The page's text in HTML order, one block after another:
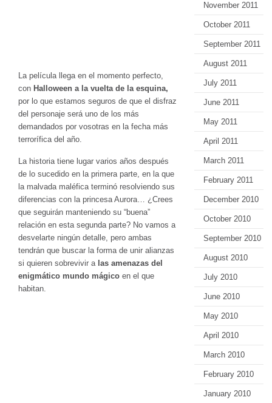
La película llega en el momento perfecto,
con Halloween a la vuelta de la esquina,
por lo que estamos seguros de que el disfraz
del personaje será uno de los más
demandados por vosotras en la fecha más
terrorífica del año.
La historia tiene lugar varios años después
de lo sucedido en la primera parte, en la que
la malvada maléfica terminó resolviendo sus
diferencias con la princesa Aurora… ¿Crees
que seguirán manteniendo su “buena”
relación en esta segunda parte? No vamos a
desvelarte ningún detalle, pero ambas
tendrán que buscar la forma de unir alianzas
si quieren sobrevivir a las amenazas del
enigmático mundo mágico en el que
habitan.
November 2011
October 2011
September 2011
August 2011
July 2011
June 2011
May 2011
April 2011
March 2011
February 2011
December 2010
October 2010
September 2010
August 2010
July 2010
June 2010
May 2010
April 2010
March 2010
February 2010
January 2010